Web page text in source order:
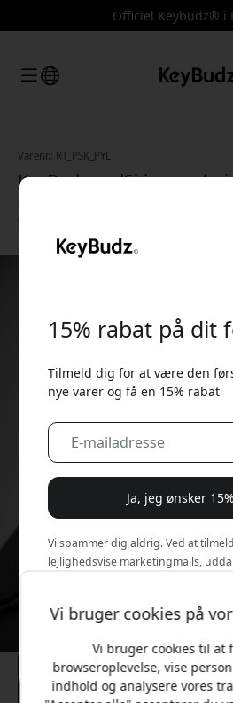
Officiel Keybudz® i
Varenr.: RT_PSK_PYL
KeyBudz podSkinz
etui med nøglering til
trådløs opladning - Pastel
Vi bruger cookies på
Vi bruger cookies til at
browseroplevelse, vise
indhold og analysere vores
15% rabat på dit
Tilmeld dig for at være den
nye varer og få en 15% rabat
Ja, jeg ønsker
Vi spammer dig aldrig. Ved at
lejlighedsvise marketingmails,
Nej, jeg vil hellere
Brug denne kode ved kassen